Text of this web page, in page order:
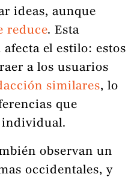
ideas, aunque
reduce. Esta
el estilo: estos
a los usuarios
similares, lo
que
individual.
observan un
occidentales, y